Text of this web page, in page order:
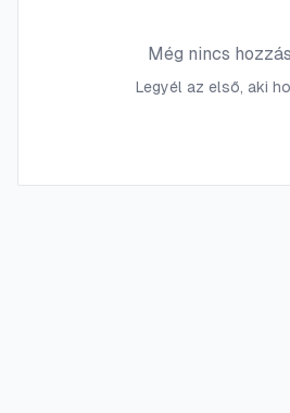
Még nincs
Legyél az első, aki